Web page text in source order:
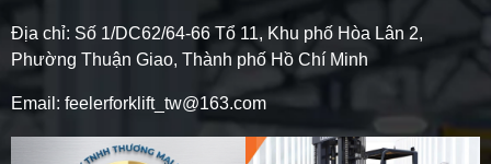
Địa chỉ: Số 1/DC62/64-66 Tổ 11, Khu phố Hòa Lân 2,
Phường Thuận Giao, Thành phố Hồ Chí Minh
Email: feelerforklift_tw@163.com